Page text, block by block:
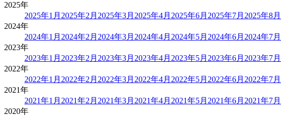
2025年
2025年1月 2025年2月 2025年3月 2025年4月 2025年6月 2025年7月 2025年8月
2024年
2024年1月 2024年2月 2024年3月 2024年4月 2024年5月 2024年6月 2024年7月
2023年
2023年1月 2023年2月 2023年3月 2023年4月 2023年5月 2023年6月 2023年7月
2022年
2022年1月 2022年2月 2022年3月 2022年4月 2022年5月 2022年6月 2022年7月
2021年
2021年1月 2021年2月 2021年3月 2021年4月 2021年5月 2021年6月 2021年7月
2020年